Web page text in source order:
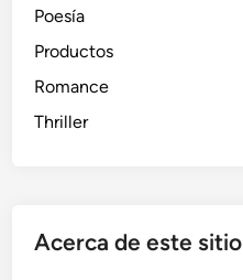
Poesía
Productos
Romance
Thriller
Acerca de este sitio